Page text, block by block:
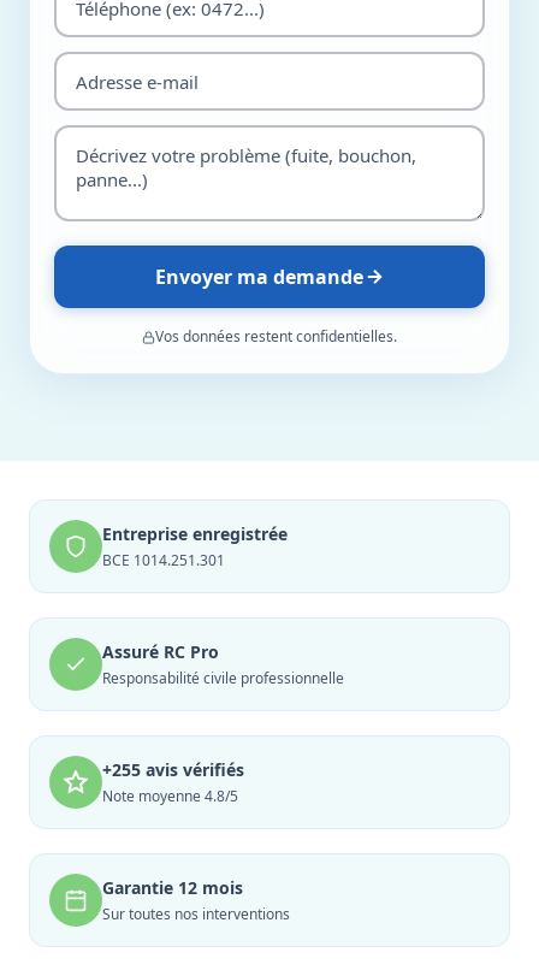
Envoyer ma demande
Vos données restent confidentielles.
Entreprise enregistrée
BCE 1014.251.301
Assuré RC Pro
Responsabilité civile professionnelle
+255 avis vérifiés
Note moyenne 4.8/5
Garantie 12 mois
Sur toutes nos interventions